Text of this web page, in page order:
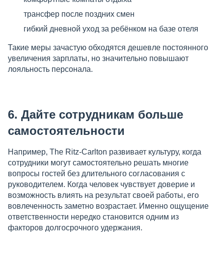
трансфер после поздних смен
гибкий дневной уход за ребёнком на базе отеля
Такие меры зачастую обходятся дешевле постоянного
увеличения зарплаты, но значительно повышают
лояльность персонала.
6. Дайте сотрудникам больше
самостоятельности
Например, The Ritz-Carlton развивает культуру, когда
сотрудники могут самостоятельно решать многие
вопросы гостей без длительного согласования с
руководителем. Когда человек чувствует доверие и
возможность влиять на результат своей работы, его
вовлеченность заметно возрастает. Именно ощущение
ответственности нередко становится одним из
факторов долгосрочного удержания.